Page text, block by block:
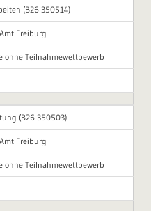
(B26-350514)
Freiburg
ohne Teilnahmewettbewerb
(B26-350503)
Freiburg
ohne Teilnahmewettbewerb